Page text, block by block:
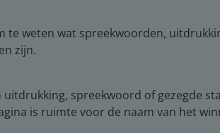
te weten wat spreekwoorden,
zijn.
spreekwoord of gezegde
is ruimte voor de naam van het